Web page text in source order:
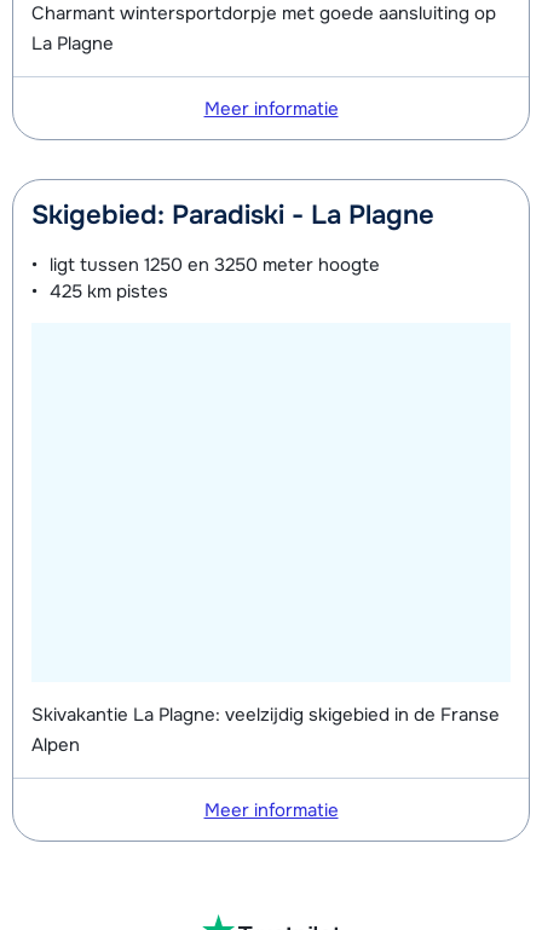
Charmant wintersportdorpje met goede aansluiting op
La Plagne
Meer informatie
Skigebied: Paradiski - La Plagne
ligt tussen 1250 en 3250 meter hoogte
425 km pistes
Skivakantie La Plagne: veelzijdig skigebied in de Franse
Alpen
Meer informatie